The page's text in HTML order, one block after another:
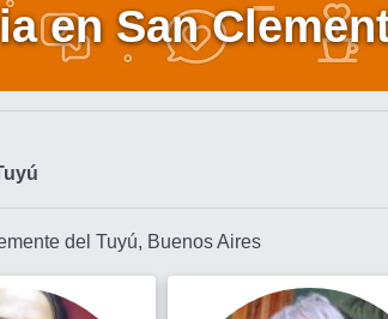
en San
del Tuyú, Buenos Aires